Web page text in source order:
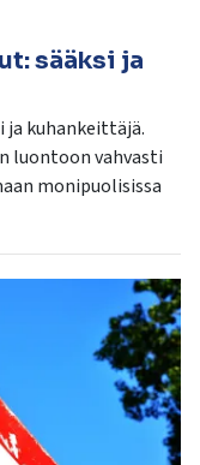
sääksi ja
ja kuhankeittäjä.
luontoon vahvasti
monipuolisissa